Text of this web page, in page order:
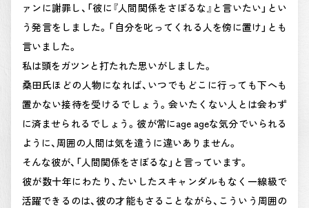
ァンに謝罪し、「彼に『人間関係をさぼるな』と言いたい」とい
う発言をしました。「自分を叱ってくれる人を傍に置け」とも
言いました。
私は頭をガツンと打たれた思いがしました。
桑田氏ほどの人物になれば、いつでもどこに行っても下へも
置かない接待を受けるでしょう。会いたくない人とは会わず
に済ませられるでしょう。彼が常にage ageな気分でいられる
ように、周囲の人間は気を遣うに違いありません。
そんな彼が、「人間関係をさぼるな」と言っています。
彼が数十年にわたり、たいしたスキャンダルもなく一線級で
活躍できるのは、彼の才能もさることながら、こういう周囲の